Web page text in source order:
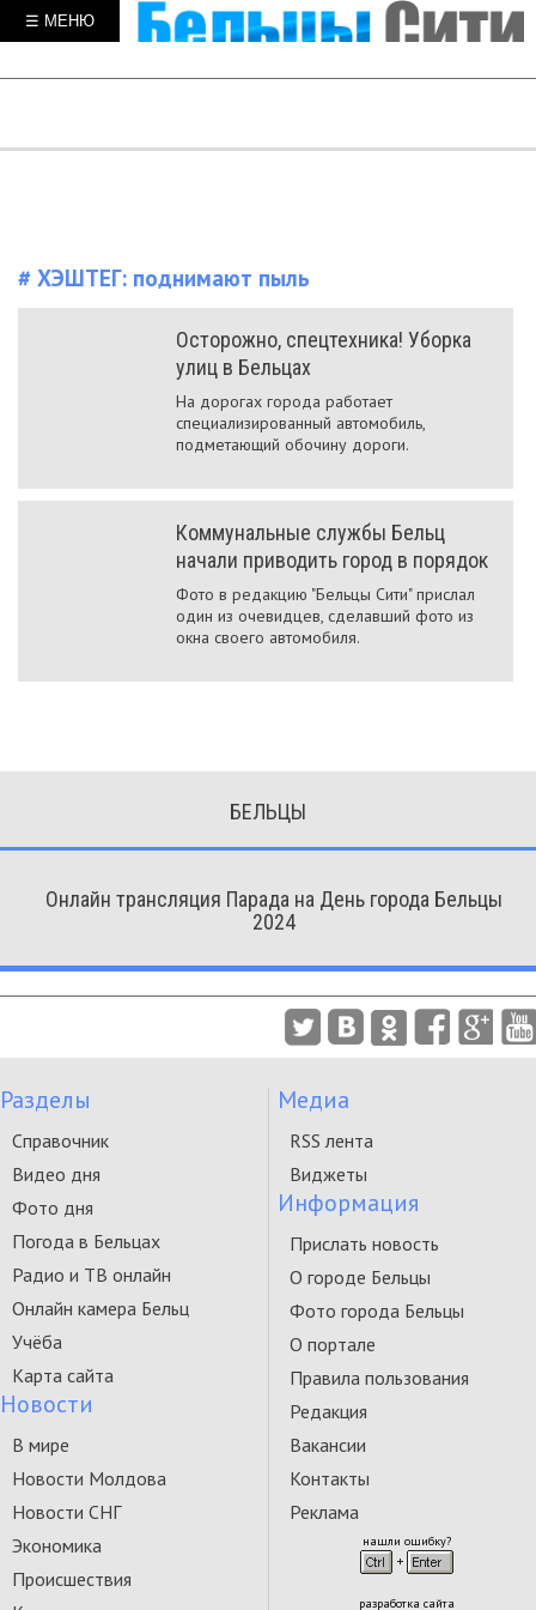
☰ МЕНЮ
# ХЭШТЕГ: поднимают пыль
Осторожно, спецтехника! Уборка
улиц в Бельцах
На дорогах города работает
специализированный автомобиль,
подметающий обочину дороги.
Коммунальные службы Бельц
начали приводить город в порядок
Фото в редакцию "Бельцы Сити" прислал
один из очевидцев, сделавший фото из
окна своего автомобиля.
БЕЛЬЦЫ
Онлайн трансляция Парада на День города Бельцы
2024
Разделы
Справочник
Видео дня
Фото дня
Погода в Бельцах
Радио и ТВ онлайн
Онлайн камера Бельц
Учёба
Карта сайта
Новости
В мире
Новости Молдова
Новости СНГ
Экономика
Происшествия
Медиа
RSS лента
Виджеты
Информация
Прислать новость
О городе Бельцы
Фото города Бельцы
О портале
Правила пользования
Редакция
Вакансии
Контакты
Реклама
нашли ошибку?
разработка сайта